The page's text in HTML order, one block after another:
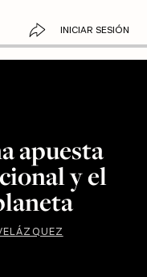
INICIAR SESIÓN
apuesta
y el